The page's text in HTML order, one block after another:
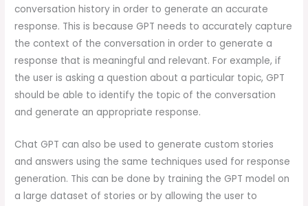
conversation history in order to generate an accurate
response. This is because GPT needs to accurately capture
the context of the conversation in order to generate a
response that is meaningful and relevant. For example, if
the user is asking a question about a particular topic, GPT
should be able to identify the topic of the conversation
and generate an appropriate response.
Chat GPT can also be used to generate custom stories
and answers using the same techniques used for response
generation. This can be done by training the GPT model on
a large dataset of stories or by allowing the user to